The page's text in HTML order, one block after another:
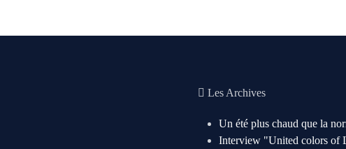
Les Archives
Un été plus chaud que la
Interview "United colors of